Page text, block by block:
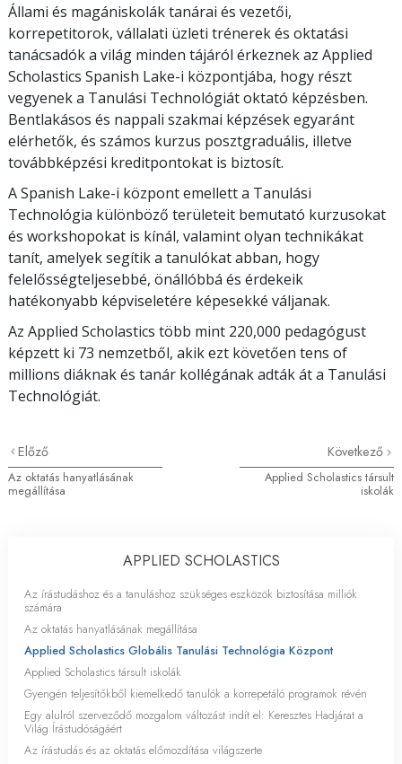
Állami és magániskolák tanárai és vezetői,
korrepetitorok, vállalati üzleti trénerek és oktatási
tanácsadók a világ minden tájáról érkeznek az Applied
Scholastics Spanish Lake-i központjába, hogy részt
vegyenek a Tanulási Technológiát oktató képzésben.
Bentlakásos és nappali szakmai képzések egyaránt
elérhetők, és számos kurzus posztgraduális, illetve
továbbképzési kreditpontokat is biztosít.
A Spanish Lake-i központ emellett a Tanulási
Technológia különböző területeit bemutató kurzusokat
és workshopokat is kínál, valamint olyan technikákat
tanít, amelyek segítik a tanulókat abban, hogy
felelősségteljesebbé, önállóbbá és érdekeik
hatékonyabb képviseletére képesekké váljanak.
Az Applied Scholastics több mint 220,000 pedagógust
képzett ki 73 nemzetből, akik ezt követően tens of
millions diáknak és tanár kollégának adták át a Tanulási
Technológiát.
Előző
Az oktatás hanyatlásának
megállítása
Következő
Applied Scholastics társult
iskolák
APPLIED SCHOLASTICS
Az írástudáshoz és a tanuláshoz szükséges eszközök biztosítása milliók
számára
Az oktatás hanyatlásának megállítása
Applied Scholastics Globális Tanulási Technológia Központ
Applied Scholastics társult iskolák
Gyengén teljesítőkből kiemelkedő tanulók a korrepetáló programok révén
Egy alulról szerveződő mozgalom változást indít el: Keresztes Hadjárat a
Világ Írástudóságáért
Az írástudás és az oktatás előmozdítása világszerte